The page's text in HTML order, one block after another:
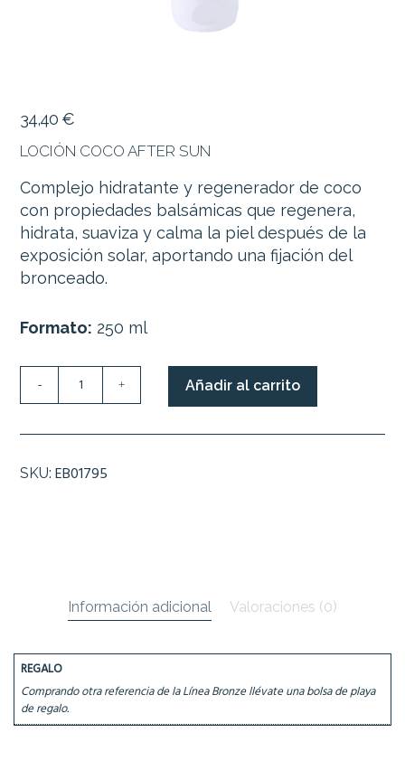
34,40 €
LOCIÓN COCO AFTER SUN
Complejo hidratante y regenerador de coco
con propiedades balsámicas que regenera,
hidrata, suaviza y calma la piel después de la
exposición solar, aportando una fijación del
bronceado.
Formato: 250 ml
COCO
cantidad
- + Añadir al carrito
SKU: EB01795
Información adicional Valoraciones (0)
REGALO
Comprando otra referencia de la Línea Bronze llévate una bolsa de playa
de regalo.